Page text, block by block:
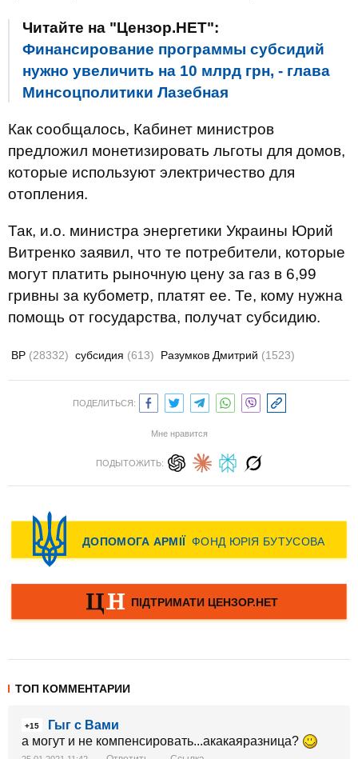
Читайте на "Цензор.НЕТ":
Финансирование программы субсидий
нужно увеличить на 10 млрд грн, - глава
Минсоцполитики Лазебная
Как сообщалось, Кабинет министров
предложил монетизировать льготы для домов,
которые используют электричество для
отопления.
Так, и.о. министра энергетики Украины Юрий
Витренко заявил, что те потребители, которые
могут платить рыночную цену за газ в 6,99
гривны за кубометр, платят ее. Те, кому нужна
помощь от государства, получат субсидию.
ВР (28332) субсидия (613) Разумков Дмитрий (1523)
ПОДЕЛИТЬСЯ:
Мне нравится
ПОДЫТОЖИТЬ:
ТОП КОММЕНТАРИИ
+15
Гыг с Вами
а могут и не компенсировать...акакаяразница?